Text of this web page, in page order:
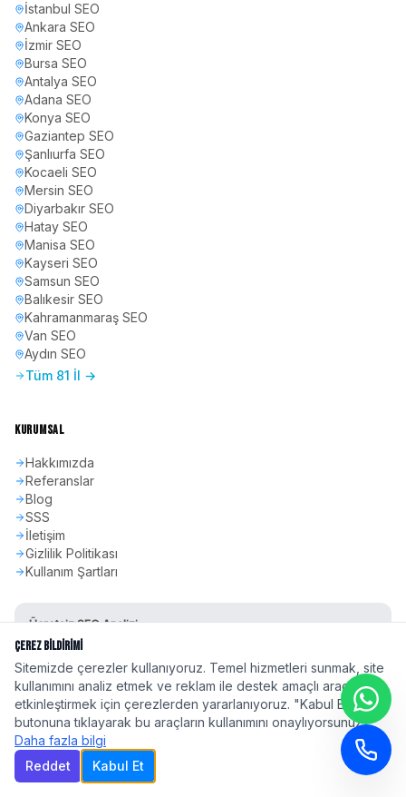
İstanbul SEO
Ankara SEO
İzmir SEO
Bursa SEO
Antalya SEO
Adana SEO
Konya SEO
Gaziantep SEO
Şanlıurfa SEO
Kocaeli SEO
Mersin SEO
Diyarbakır SEO
Hatay SEO
Manisa SEO
Kayseri SEO
Samsun SEO
Balıkesir SEO
Kahramanmaraş SEO
Van SEO
Aydın SEO
Tüm 81 İl →
KURUMSAL
Hakkımızda
Referanslar
Blog
SSS
İletişim
Gizlilik Politikası
Kullanım Şartları
Ücretsiz SEO Analizi
Sitenizin SEO skorunu öğrenin
Hemen Başla
©2026seoadspro.com - Profesyonel SEO Ajansı. Tüm hakları saklıdır.
Çerez Bildirimi
Sitemizde çerezler kullanıyoruz. Temel hizmetleri sunmak, site
kullanımını analiz etmek ve reklam ile destek amaçlı araçları
etkinleştirmek için çerezlerden yararlanıyoruz. "Kabul Et"
butonuna tıklayarak bu araçların kullanımını onaylıyorsunuz.
Daha fazla bilgi
Reddet
Kabul Et